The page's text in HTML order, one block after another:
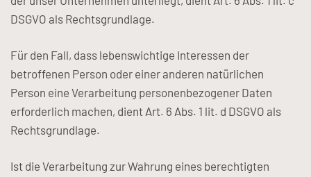
DSGVO als Rechtsgrundlage.
Für den Fall, dass lebenswichtige Interessen der
betroffenen Person oder einer anderen natürlichen
Person eine Verarbeitung personenbezogener Daten
erforderlich machen, dient Art. 6 Abs. 1 lit. d DSGVO als
Rechtsgrundlage.
Ist die Verarbeitung zur Wahrung eines berechtigten